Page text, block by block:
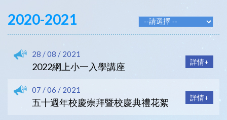
2020-2021
28 / 08 / 2021
2022網上小一入學講座 詳情+
07 / 06 / 2021
五十週年校慶崇拜暨校慶典禮花絮 詳情+